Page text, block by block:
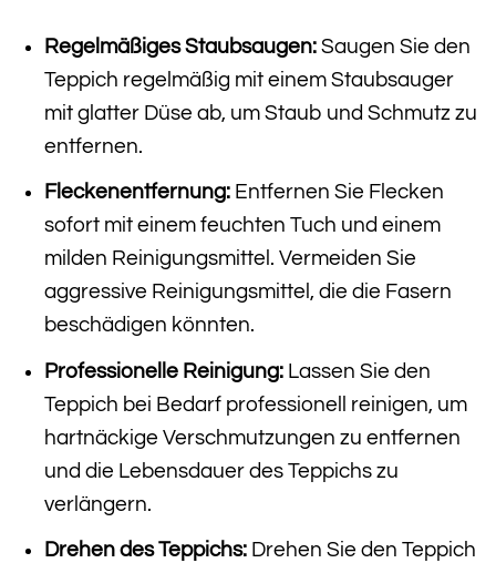
Regelmäßiges Staubsaugen:Saugen Sie den
Teppich regelmäßig mit einem Staubsauger
mit glatter Düse ab, um Staub und Schmutz zu
entfernen.
Fleckenentfernung:Entfernen Sie Flecken
sofort mit einem feuchten Tuch und einem
milden Reinigungsmittel. Vermeiden Sie
aggressive Reinigungsmittel, die die Fasern
beschädigen könnten.
Professionelle Reinigung:Lassen Sie den
Teppich bei Bedarf professionell reinigen, um
hartnäckige Verschmutzungen zu entfernen
und die Lebensdauer des Teppichs zu
verlängern.
Drehen des Teppichs:Drehen Sie den Teppich